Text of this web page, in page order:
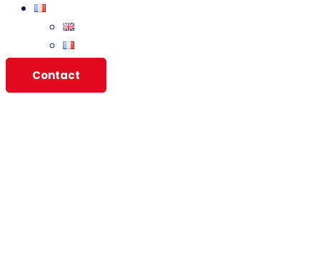
Contact